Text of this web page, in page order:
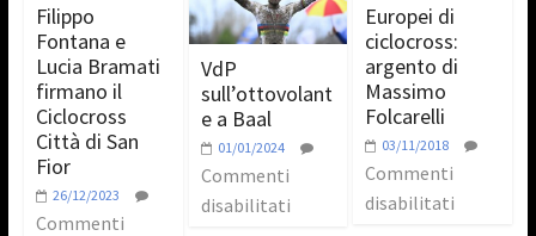
Filippo
Fontana e
Lucia Bramati
firmano il
Ciclocross
Città di San
Fior
26/12/2023
Commenti
VdP
sull’ottovolant
e a Baal
01/01/2024
Commenti
disabilitati
Europei di
ciclocross:
argento di
Massimo
Folcarelli
03/11/2018
Commenti
disabilitati